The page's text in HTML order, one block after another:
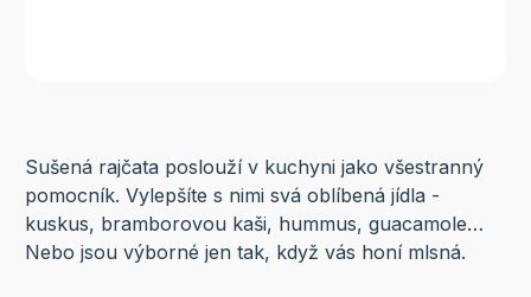
Sušená rajčata poslouží v kuchyni jako všestranný
pomocník. Vylepšíte s nimi svá oblíbená jídla -
kuskus, bramborovou kaši, hummus, guacamole…
Nebo jsou výborné jen tak, když vás honí mlsná.